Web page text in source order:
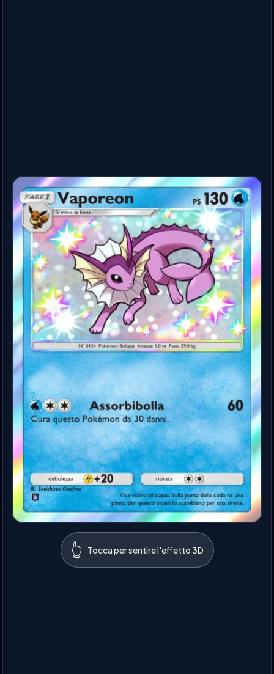
👆 Tocca per sentire l'effetto 3D